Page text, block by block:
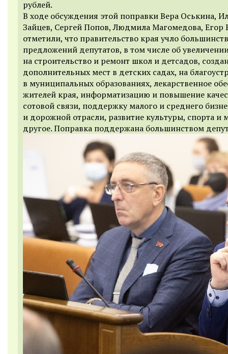
рублей.
В ходе обсуждения этой поправки Вера Оськина,
Зайцев, Сергей Попов, Людмила Магомедова, Егор
отметили, что правительство края учло
предложений депутатов, в том числе об
на строительство и ремонт школ и детсадов,
дополнительных мест в детских садах, на
в муниципальных образованиях, лекарственное
жителей края, информатизацию и повышение
сотовой связи, поддержку малого и среднего
и дорожной отрасли, развитие культуры, спорта и
другое. Поправка поддержана большинством